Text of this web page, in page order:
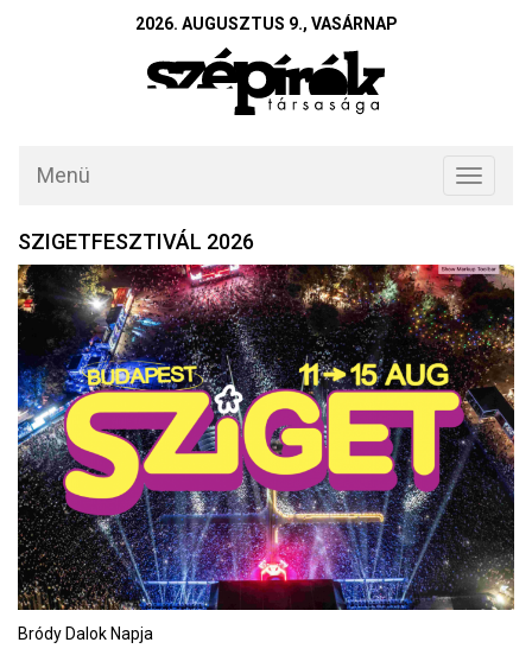
2026. AUGUSZTUS 9., VASÁRNAP
Toggle
Menü
SZIGETFESZTIVÁL 2026
Bródy Dalok Napja